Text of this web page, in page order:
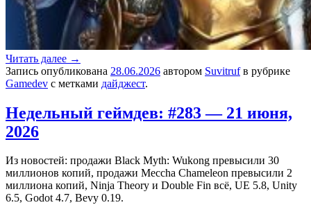
Читать далее →
Запись опубликована 28.06.2026 автором Suvitrufв рубрике
Gamedev с метками дайджест.
Недельный геймдев: #283 — 21 июня,
2026
Из новостей: продажи Black Myth: Wukong превысили 30
миллионов копий, продажи Meccha Chameleon превысили 2
миллиона копий, Ninja Theory и Double Fin всё, UE 5.8, Unity
6.5, Godot 4.7, Bevy 0.19.